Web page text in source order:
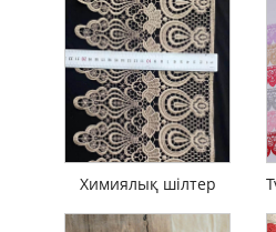
Химиялық шілтер